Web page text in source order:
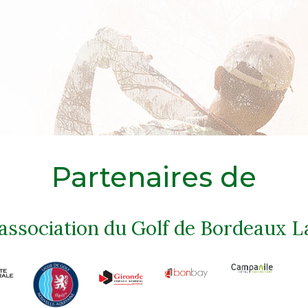
Partenaires de
du Golf de Bordeaux